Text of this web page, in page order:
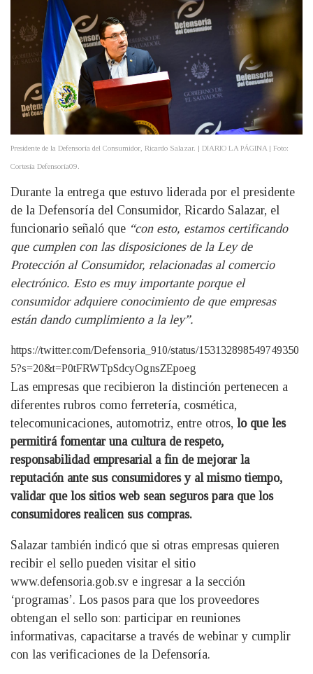
Presidente de la Defensoría del Consumidor, Ricardo Salazar. | DIARIO LA PÁGINA | Foto:
Cortesía Defensoría09.
Durante la entrega que estuvo liderada por el presidente
de la Defensoría del Consumidor, Ricardo Salazar, el
funcionario señaló que “con esto, estamos certificando
que cumplen con las disposiciones de la Ley de
Protección al Consumidor, relacionadas al comercio
electrónico. Esto es muy importante porque el
consumidor adquiere conocimiento de que empresas
están dando cumplimiento a la ley”.
https://twitter.com/Defensoria_910/status/153132898549749350
5?s=20&t=P0tFRWTpSdcyOgnsZEpoeg
Las empresas que recibieron la distinción pertenecen a
diferentes rubros como ferretería, cosmética,
telecomunicaciones, automotriz, entre otros, lo que les
permitirá fomentar una cultura de respeto,
responsabilidad empresarial a fin de mejorar la
reputación ante sus consumidores y al mismo tiempo,
validar que los sitios web sean seguros para que los
consumidores realicen sus compras.
Salazar también indicó que si otras empresas quieren
recibir el sello pueden visitar el sitio
www.defensoria.gob.sv e ingresar a la sección
‘programas’. Los pasos para que los proveedores
obtengan el sello son: participar en reuniones
informativas, capacitarse a través de webinar y cumplir
con las verificaciones de la Defensoría.